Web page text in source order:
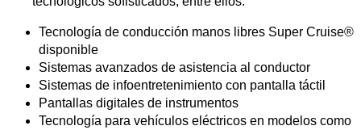
Tecnología de conducción manos libres Super Cruise®
disponible
Sistemas avanzados de asistencia al conductor
Sistemas de infoentretenimiento con pantalla táctil
Pantallas digitales de instrumentos
Tecnología para vehículos eléctricos en modelos como